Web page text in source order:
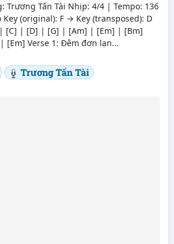
Trương Tấn Tài Nhịp: 4/4 | Tempo: 136
(original): F → Key (transposed): D
[C] | [D] | [G] | [Am] | [Em] | [Bm]
Verse 1: Đêm đơn lạn...
Trương Tấn Tài